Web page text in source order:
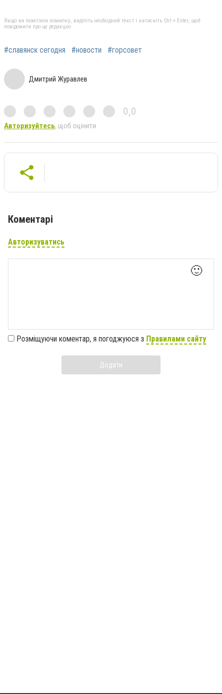
Якщо ви помітили помилку, виділіть необхідний текст і натисніть Ctrl + Enter, щоб
повідомити про це редакцію
#славянск сегодня #новости #горсовет
Дмитрий Журавлев
0,0
Авторизуйтесь, щоб оцінити
Коментарі
Авторизуватись
🙂
Розміщуючи коментар, я погоджуюся з Правилами сайту
Додати